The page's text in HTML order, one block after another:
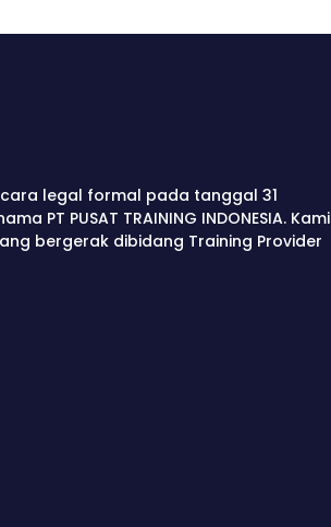
legal formal pada tanggal 31
PT PUSAT TRAINING INDONESIA. Kami
bergerak dibidang Training Provider